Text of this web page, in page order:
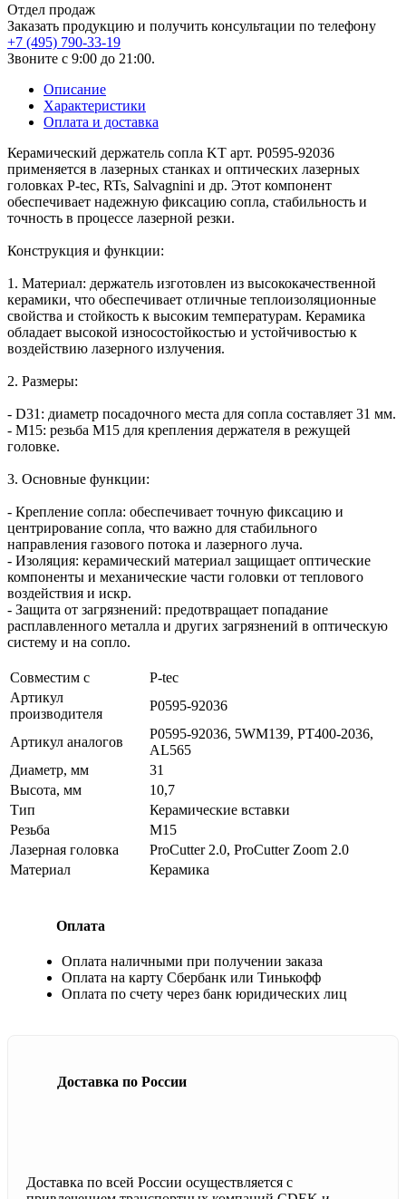
Отдел продаж
Заказать продукцию и получить консультации по телефону
+7 (495) 790-33-19
Звоните с 9:00 до 21:00.
Описание
Характеристики
Оплата и доставка
Керамический держатель сопла KT арт. P0595-92036
применяется в лазерных станках и оптических лазерных
головках P-tec, RTs, Salvagnini и др. Этот компонент
обеспечивает надежную фиксацию сопла, стабильность и
точность в процессе лазерной резки.
Конструкция и функции:
1. Материал: держатель изготовлен из высококачественной
керамики, что обеспечивает отличные теплоизоляционные
свойства и стойкость к высоким температурам. Керамика
обладает высокой износостойкостью и устойчивостью к
воздействию лазерного излучения.
2. Размеры:
- D31: диаметр посадочного места для сопла составляет 31 мм.
- M15: резьба М15 для крепления держателя в режущей
головке.
3. Основные функции:
- Крепление сопла: обеспечивает точную фиксацию и
центрирование сопла, что важно для стабильного
направления газового потока и лазерного луча.
- Изоляция: керамический материал защищает оптические
компоненты и механические части головки от теплового
воздействия и искр.
- Защита от загрязнений: предотвращает попадание
расплавленного металла и других загрязнений в оптическую
систему и на сопло.
Совместим с
P-tec
Артикул
производителя
P0595-92036
Артикул аналогов
P0595-92036, 5WM139, PT400-2036,
AL565
Диаметр, мм
31
Высота, мм
10,7
Тип
Керамические вставки
Резьба
М15
Лазерная головка
ProCutter 2.0, ProCutter Zoom 2.0
Материал
Керамика
Оплата
Оплата наличными при получении заказа
Оплата на карту Сбербанк или Тинькофф
Оплата по счету через банк юридических лиц
Доставка по России
Доставка по всей России осуществляется с